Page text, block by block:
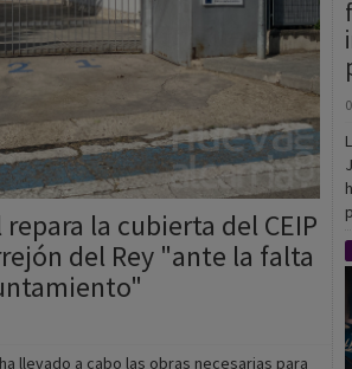
la cubierta del CEIP
del Rey "ante la falta
llevado a cabo las obras necesarias para
de Torrejón del Rey, "ante [...]